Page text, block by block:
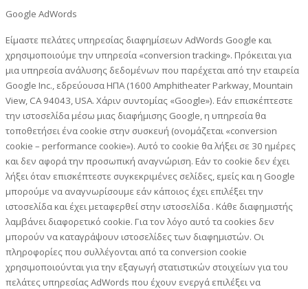
Google AdWords
Είμαστε πελάτες υπηρεσίας διαφημίσεων AdWords Google και
χρησιμοποιούμε την υπηρεσία «conversion tracking». Πρόκειται για
μια υπηρεσία ανάλυσης δεδομένων που παρέχεται από την εταιρεία
Google Inc., εδρεύουσα ΗΠΑ (1600 Amphitheater Parkway, Mountain
View, CA 94043, USA. Χάριν συντομίας «Google»). Εάν επισκέπτεστε
την ιστοσελίδα μέσω μιας διαφήμισης Google, η υπηρεσία θα
τοποθετήσει ένα cookie στην συσκευή (ονομάζεται «conversion
cookie – performance cookie»). Αυτό το cookie θα λήξει σε 30 ημέρες
και δεν αφορά την προσωπική αναγνώριση. Εάν το cookie δεν έχει
λήξει όταν επισκέπτεστε συγκεκριμένες σελίδες, εμείς και η Google
μπορούμε να αναγνωρίσουμε εάν κάποιος έχει επιλέξει την
ιστοσελίδα και έχει μεταφερθεί στην ιστοσελίδα . Κάθε διαφημιστής
λαμβάνει διαφορετικό cookie. Για τον λόγο αυτό τα cookies δεν
μπορούν να καταγράψουν ιστοσελίδες των διαφημιστών. Οι
πληροφορίες που συλλέγονται από τα conversion cookie
χρησιμοποιούνται για την εξαγωγή στατιστικών στοιχείων για του
πελάτες υπηρεσίας AdWords που έχουν ενεργά επιλέξει να